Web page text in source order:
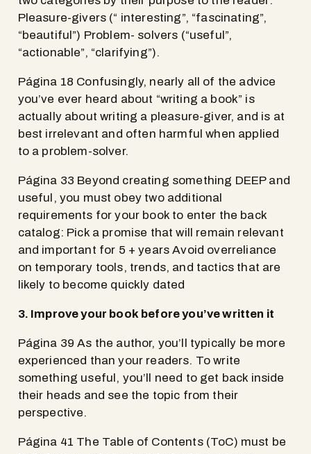
Pleasure-givers (“ interesting”, “fascinating”,
“beautiful”) Problem- solvers (“useful”,
“actionable”, “clarifying”).
Página 18 Confusingly, nearly all of the advice
you’ve ever heard about “writing a book” is
actually about writing a pleasure-giver, and is at
best irrelevant and often harmful when applied
to a problem-solver.
Página 33 Beyond creating something DEEP and
useful, you must obey two additional
requirements for your book to enter the back
catalog: Pick a promise that will remain relevant
and important for 5 + years Avoid overreliance
on temporary tools, trends, and tactics that are
likely to become quickly dated
3. Improve your book before you’ve written it
Página 39 As the author, you’ll typically be more
experienced than your readers. To write
something useful, you’ll need to get back inside
their heads and see the topic from their
perspective.
Página 41 The Table of Contents (ToC) must be